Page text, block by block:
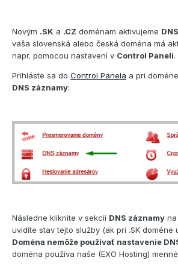
Novým .SK a .CZ doménam aktivujeme
vaša slovenská alebo česká doména má
napr. pomocou nastavení v Control Paneli.
Prihláste sa do Control Panela a pri
DNS záznamy:
Následne kliknite v sekcii DNS záznamy
uvidíte stav tejto služby (ak pri .SK doméne
Doména nemôže používať nastavenie
doména používa naše (EXO Hosting)